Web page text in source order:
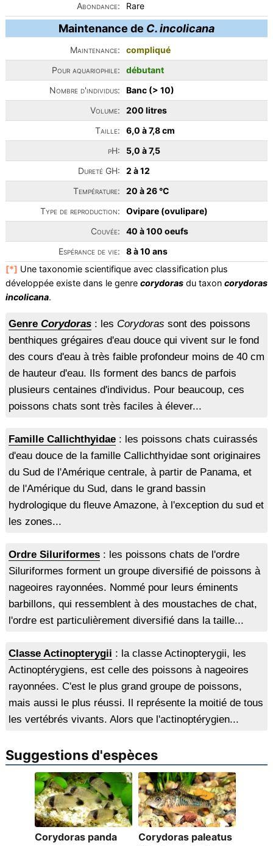
Abondance: Rare
Maintenance de C. incolicana
Maintenance:
compliqué
Pour aquariophile:
débutant
Nombre d'individus:
Banc (> 10)
Volume:
200 litres
Taille:
6,0 à 7,8 cm
pH:
5,0 à 7,5
Dureté GH:
2 à 12
Température:
20 à 26 °C
Type de reproduction:
Ovipare (ovulipare)
Couvée:
40 à 100 oeufs
Espérance de vie:
8 à 10 ans
[*] Une taxonomie scientifique avec classification plus
développée existe dans le genre corydorasdu taxon corydoras
incolicana.
Genre Corydoras: les Corydoras sont des poissons
benthiques grégaires d'eau douce qui vivent sur le fond
des cours d'eau à très faible profondeur moins de 40 cm
de hauteur d'eau. Ils forment des bancs de parfois
plusieurs centaines d'individus. Pour beaucoup, ces
poissons chats sont très faciles à élever...
Famille Callichthyidae: les poissons chats cuirassés
d'eau douce de la famille Callichthyidae sont originaires
du Sud de l'Amérique centrale, à partir de Panama, et
de l'Amérique du Sud, dans le grand bassin
hydrologique du fleuve Amazone, à l'exception du sud et
les zones...
Ordre Siluriformes: les poissons chats de l'ordre
Siluriformes forment un groupe diversifié de poissons à
nageoires rayonnées. Nommé pour leurs éminents
barbillons, qui ressemblent à des moustaches de chat,
l'ordre est particulièrement diversifié dans la taille...
Classe Actinopterygii : la classe Actinopterygii, les
Actinoptérygiens, est celle des poissons à nageoires
rayonnées. C'est le plus grand groupe de poissons,
mais aussi le plus réussi. Il représente la moitié de tous
les vertébrés vivants. Alors que l'actinoptérygien...
Suggestions d'espèces
Corydoras panda Corydoras paleatus